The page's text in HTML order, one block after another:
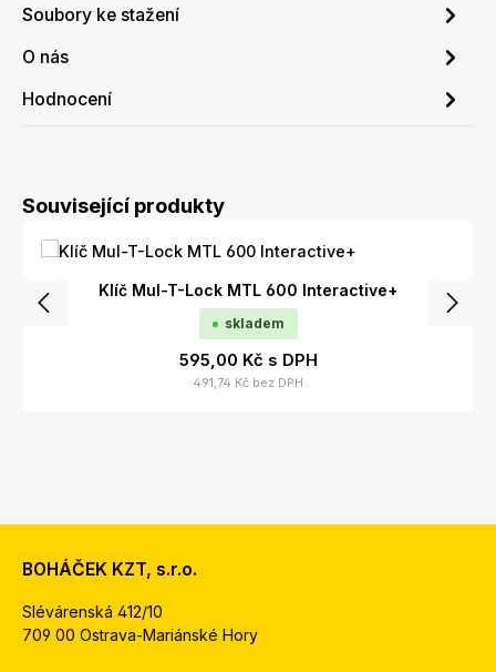
Soubory ke stažení
O nás
Hodnocení
Přeskočit galerii produktů
Související produkty
Klíč Mul-T-Lock MTL 600 Interactive+
skladem
595,00 Kč s DPH
491,74 Kč bez DPH
BOHÁČEK KZT, s.r.o.
Slévárenská 412/10
709 00 Ostrava-Mariánské Hory